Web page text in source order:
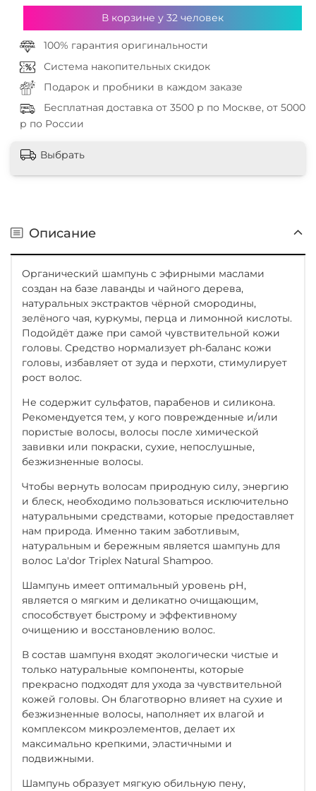
В корзине у 32человек
100% гарантия оригинальности
Система накопительных скидок
Подарок и пробники в каждом заказе
Бесплатная доставка от 3500 р по Москве, от 5000
р по России
Выбрать
Описание
Органический шампунь с эфирными маслами
создан на базе лаванды и чайного дерева,
натуральных экстрактов чёрной смородины,
зелёного чая, куркумы, перца и лимонной кислоты.
Подойдёт даже при самой чувствительной кожи
головы. Средство нормализует ph-баланс кожи
головы, избавляет от зуда и перхоти, стимулирует
рост волос.
Не содержит сульфатов, парабенов и силикона.
Рекомендуется тем, у кого поврежденные и/или
пористые волосы, волосы после химической
завивки или покраски, сухие, непослушные,
безжизненные волосы.
Чтобы вернуть волосам природную силу, энергию
и блеск, необходимо пользоваться исключительно
натуральными средствами, которые предоставляет
нам природа. Именно таким заботливым,
натуральным и бережным является шампунь для
волос La'dor Triplex Natural Shampoo.
Шампунь имеет оптимальный уровень рН,
является о мягким и деликатно очищающим,
способствует быстрому и эффективному
очищению и восстановлению волос.
В состав шампуня входят экологически чистые и
только натуральные компоненты, которые
прекрасно подходят для ухода за чувствительной
кожей головы. Он благотворно влияет на сухие и
безжизненные волосы, наполняет их влагой и
комплексом микроэлементов, делает их
максимально крепкими, эластичными и
подвижными.
Шампунь образует мягкую обильную пену,